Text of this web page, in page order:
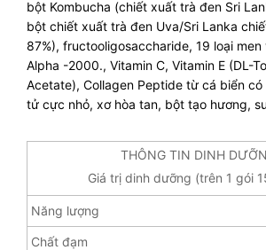
bột Kombucha (chiết xuất trà đen Sri
bột chiết xuất trà đen Uva/Sri Lanka
87%), fructooligosaccharide, 19 loại men
Alpha -2000., Vitamin C, Vitamin E (DL-
Acetate), Collagen Peptide từ cá biển
tử cực nhỏ, xơ hòa tan, bột tạo hương,
THÔNG TIN DINH
Giá trị dinh dưỡng (trên 1 gói
Năng lượng
Chất đạm